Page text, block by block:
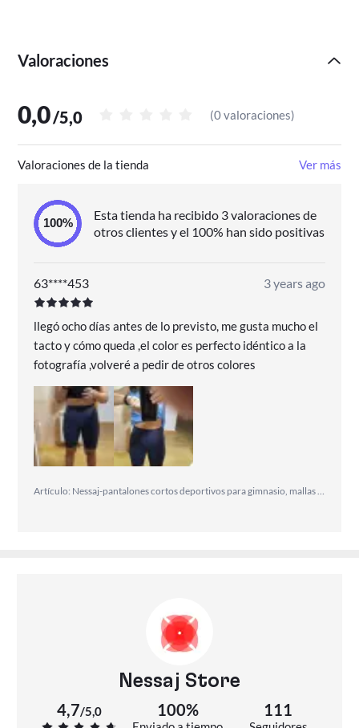
Valoraciones
0,0/5,0 (0 valoraciones)
Valoraciones de la tienda Ver más
Esta tienda ha recibido 3 valoraciones de
otros clientes y el 100% han sido positivas
63****453 3 years ago
llegó ocho días antes de lo previsto, me gusta mucho el
tacto y cómo queda ,el color es perfecto idéntico a la
fotografía ,volveré a pedir de otros colores
Nessaj Store
4,7/5,0 100% 111